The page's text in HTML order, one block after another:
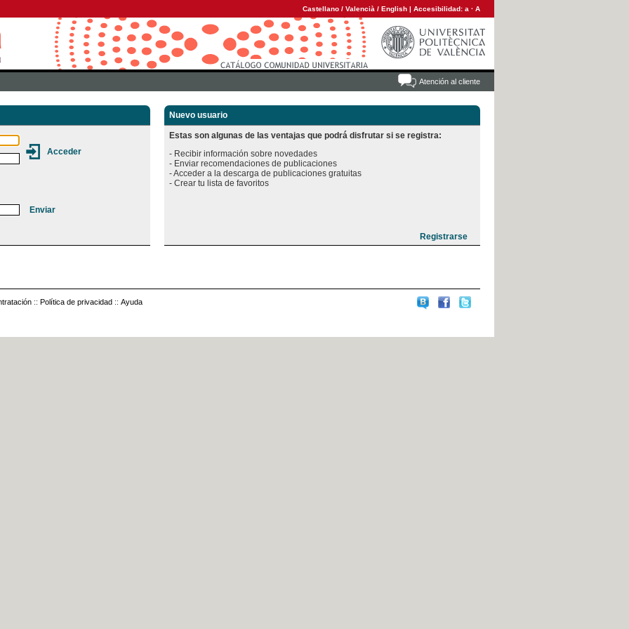
Castellano / Valencià / English | Accesibilidad: a · A
Atención al cliente
Nuevo usuario
Estas son algunas de las ventajas que podrá disfrutar si se registra:
- Recibir información sobre novedades
- Enviar recomendaciones de publicaciones
- Acceder a la descarga de publicaciones gratuitas
:: Política de privacidad :: Ayuda